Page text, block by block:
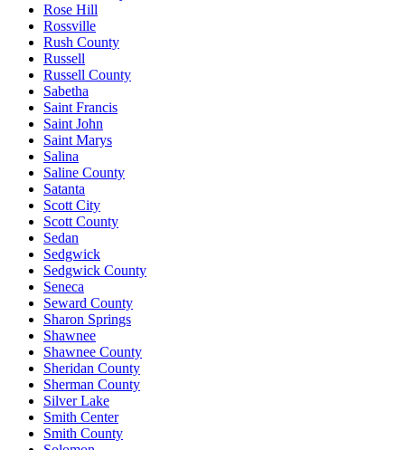
Rose Hill
Rossville
Rush County
Russell
Russell County
Sabetha
Saint Francis
Saint John
Saint Marys
Salina
Saline County
Satanta
Scott City
Scott County
Sedan
Sedgwick
Sedgwick County
Seneca
Seward County
Sharon Springs
Shawnee
Shawnee County
Sheridan County
Sherman County
Silver Lake
Smith Center
Smith County